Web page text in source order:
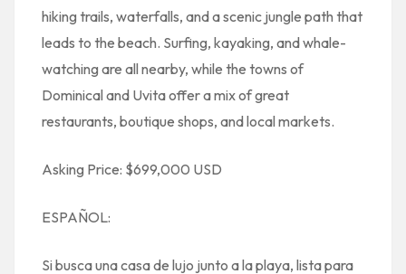
hiking trails, waterfalls, and a scenic jungle path that
leads to the beach. Surfing, kayaking, and whale-
watching are all nearby, while the towns of
Dominical and Uvita offer a mix of great
restaurants, boutique shops, and local markets.
Asking Price: $699,000 USD
ESPAÑOL:
Si busca una casa de lujo junto a la playa, lista para